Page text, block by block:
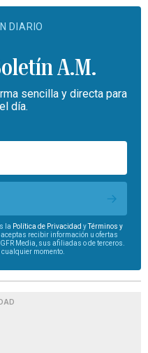
DIARIO
A.M.
sencilla y directa para
día.
la Política de Privacidad yTérminos y
recibir información u ofertas
Media, sus afiliadas o de terceros.
momento.